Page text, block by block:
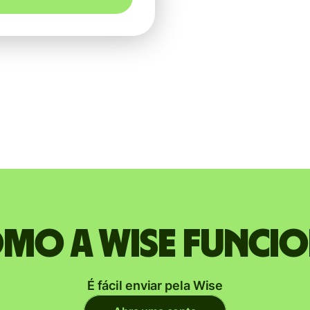
a Wise
É fácil enviar pela Wise